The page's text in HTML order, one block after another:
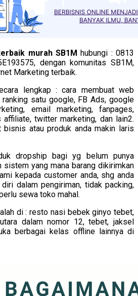
murah SB1Mhubungi : 0813
dengan komunitas SB1M,
Marketing terbaik.
lengkap : cara membuat web
satu google, FB Ads, google
email marketing, fanpages,
twitter marketing, dan lain2.
bisnis atau produk anda makin laris
dropship bagi yg belum punya
sistem yang mana barang dikirimkan
kepada customer anda, shg anda
dalam pengiriman, tidak packing,
sewa toko mahal.
di : resto nasi bebek ginyo tebet,
dalam nomor 12, tebet, jaksel
berbagai kelas offline lainnya di